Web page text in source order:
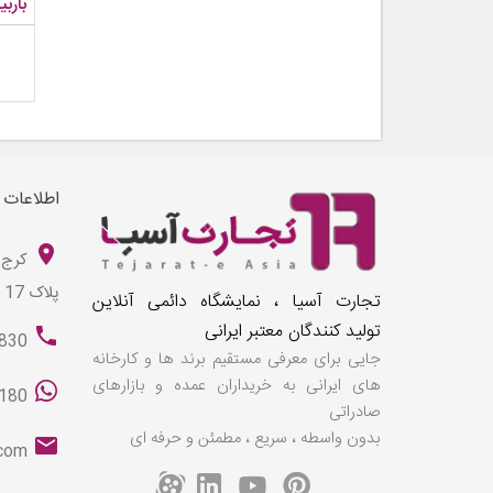
تجارت آسیا ، نمایشگاه دائمی آنلاین
تولید کنندگان معتبر ایرانی
جایی برای معرفی مستقیم برند ها و کارخانه
های ایرانی به خریداران عمده و بازارهای
صادراتی
بدون واسطه ، سریع ، مطمئن و حرفه ای
پلاک 17